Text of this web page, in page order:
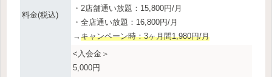
料金(税込)
・2店舗通い放題：15,800円/月
・全店通い放題：16,800円/月
→キャンペーン時：3ヶ月間1,980円/月
<入会金＞
5,000円